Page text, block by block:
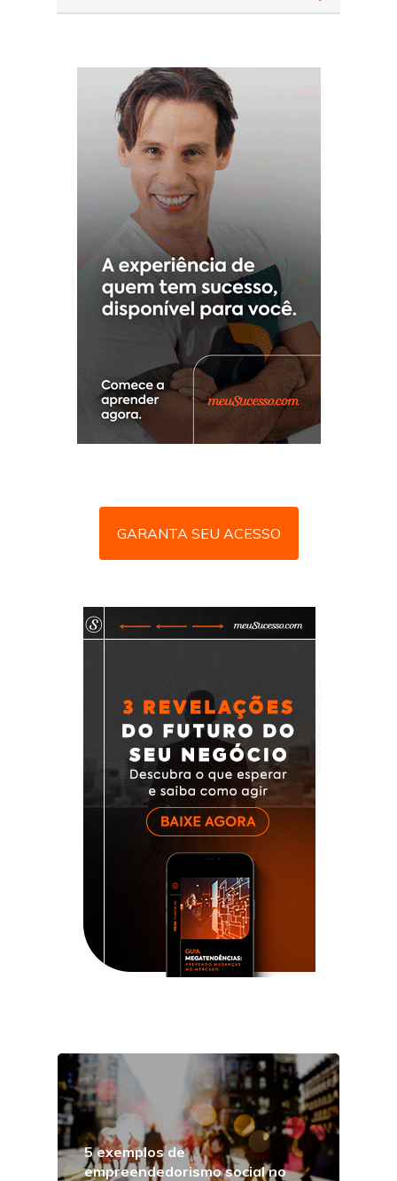
GARANTA SEU ACESSO
5 exemplos de
empreendedorismo social no